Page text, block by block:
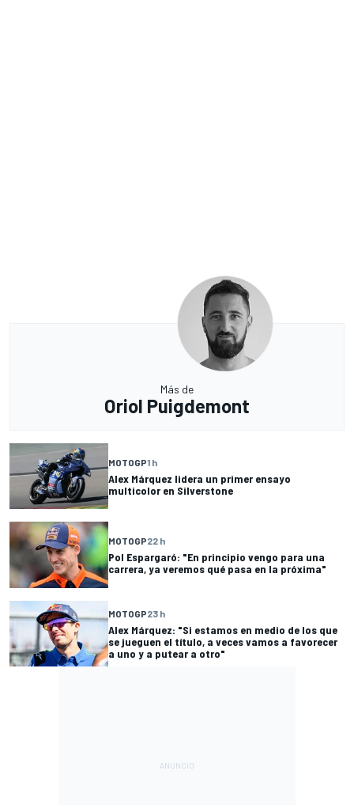
Más de
Oriol Puigdemont
MOTOGP1 h
Alex Márquez lidera un primer ensayo
multicolor en Silverstone
MOTOGP22 h
Pol Espargaró: "En principio vengo para una
carrera, ya veremos qué pasa en la próxima"
MOTOGP23 h
Alex Márquez: "Si estamos en medio de los que
se jueguen el título, a veces vamos a favorecer
a uno y a putear a otro"